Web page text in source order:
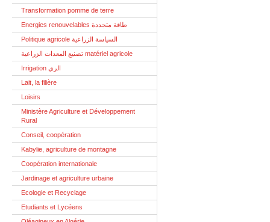
Transformation pomme de terre
Energies renouvelables طاقة متجددة
Politique agricole السياسة الزراعية
تصنيع المعدات الزراعية matériel agricole
Irrigation الري
Lait, la filière
Loisirs
Ministère Agriculture et Développement
Rural
Conseil, coopération
Kabylie, agriculture de montagne
Coopération internationale
Jardinage et agriculture urbaine
Ecologie et Recyclage
Etudiants et Lycéens